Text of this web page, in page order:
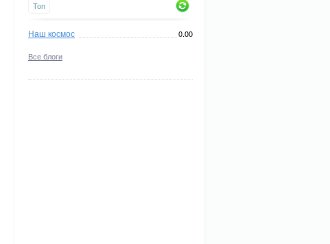
Топ
Наш космос 0.00
Все блоги